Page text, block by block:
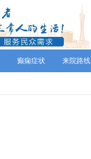
癫痫症状 来院路线